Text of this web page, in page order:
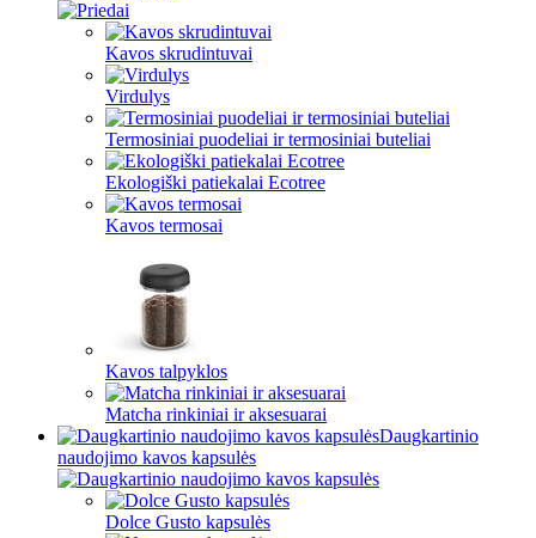
Kavos skrudintuvai
Virdulys
Termosiniai puodeliai ir termosiniai buteliai
Ekologiški patiekalai Ecotree
Kavos termosai
Kavos talpyklos
Matcha rinkiniai ir aksesuarai
Daugkartinio
naudojimo kavos kapsulės
Dolce Gusto kapsulės